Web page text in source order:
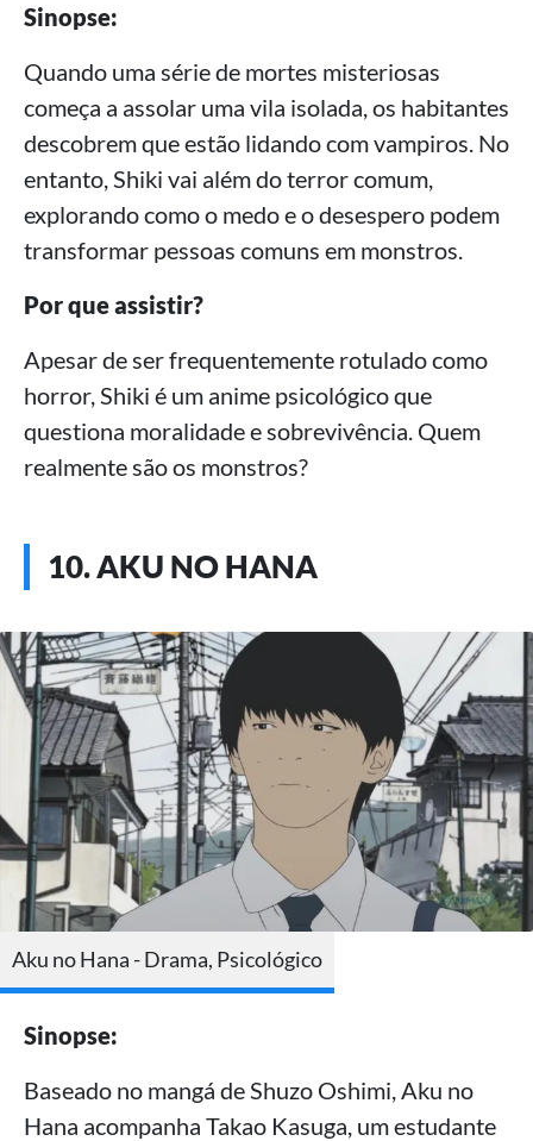
Sinopse:
Quando uma série de mortes misteriosas
começa a assolar uma vila isolada, os habitantes
descobrem que estão lidando com vampiros. No
entanto, Shiki vai além do terror comum,
explorando como o medo e o desespero podem
transformar pessoas comuns em monstros.
Por que assistir?
Apesar de ser frequentemente rotulado como
horror, Shiki é um anime psicológico que
questiona moralidade e sobrevivência. Quem
realmente são os monstros?
10. AKU NO HANA
Aku no Hana - Drama, Psicológico
Sinopse:
Baseado no mangá de Shuzo Oshimi, Aku no
Hana acompanha Takao Kasuga, um estudante